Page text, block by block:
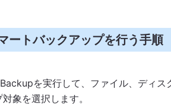
ートバックアップを行う手順
を実行して、ファイル、ディス
象を選択します。